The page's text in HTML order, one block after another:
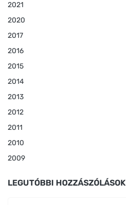
2021
2020
2017
2016
2015
2014
2013
2012
2011
2010
2009
LEGUTÓBBI HOZZÁSZÓLÁSOK